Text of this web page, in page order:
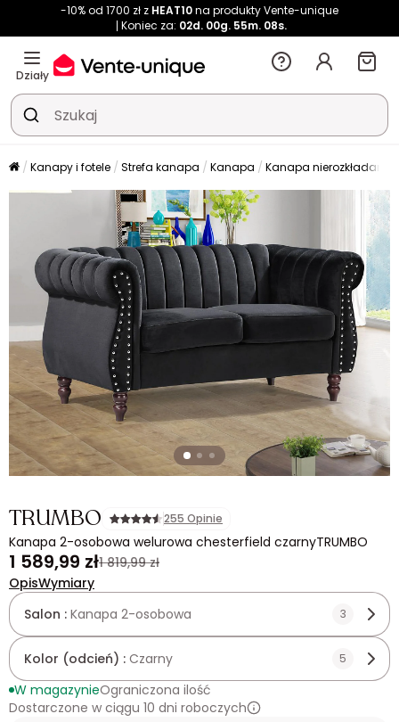
-10% od 1700 zł z HEAT10na produkty Vente-unique
Koniec za: 02d. 00g. 55m. 07s.
Działy
Kanapy i fotele Strefa kanapa Kanapa Kanapa nierozkładana
TRUMBO 255 Opinie
Kanapa 2-osobowa welurowa chesterfield czarnyTRUMBO
1 589,99 zł1 819,99 zł
OpisWymiary
Salon : Kanapa 2-osobowa 3
Kolor (odcień) : Czarny 5
W magazynieOgraniczona ilość
Dostarczone w ciągu 10 dni roboczych